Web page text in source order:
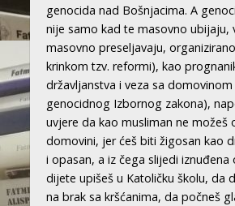
genocida nad Bošnjacima. A
nije samo kad te masovno ubijaju,
masovno preseljavaju,
krinkom tzv. reformi), kao
državljanstva i veza sa
genocidnog Izbornog zakona),
uvjere da kao musliman ne možeš
domovini, jer ćeš biti žigosan kao
i opasan, a iz čega slijedi iznuđena
dijete upišeš u Katoličku školu, da
na brak sa kršćanima, da počneš